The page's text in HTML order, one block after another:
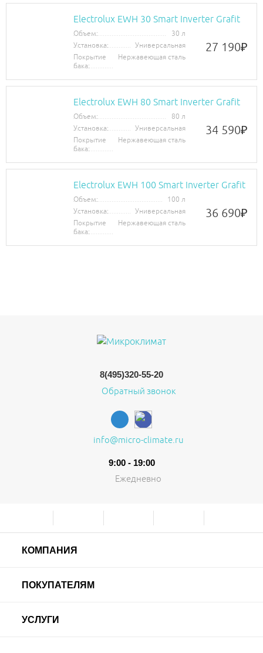
Electrolux EWH 30 Smart Inverter Grafit
Объем:
30 л
Установка:
Универсальная
Покрытие
бака:
Нержавеющая сталь
27 190₽
Electrolux EWH 80 Smart Inverter Grafit
Объем:
80 л
Установка:
Универсальная
Покрытие
бака:
Нержавеющая сталь
34 590₽
Electrolux EWH 100 Smart Inverter Grafit
Объем:
100 л
Установка:
Универсальная
Покрытие
бака:
Нержавеющая сталь
36 690₽
8(495)320-55-20
Обратный звонок
info@micro-climate.ru
9:00 - 19:00
Ежедневно
КОМПАНИЯ
ПОКУПАТЕЛЯМ
УСЛУГИ